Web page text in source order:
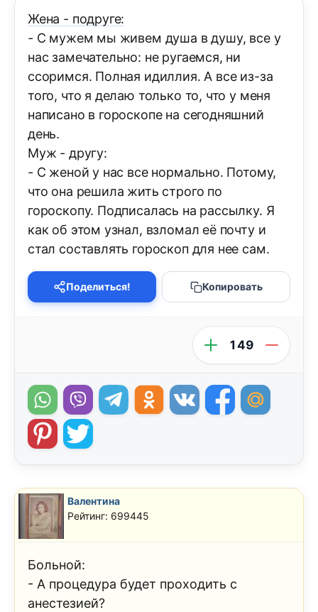
Жена - подруге:
- С мужем мы живем душа в душу, все у
наc замечательно: не ругаемся, ни
ссоримся. Полная идиллия. А все из-за
того, что я делаю только то, что у меня
написано в гороскопе на сегодняшний
день.
Муж - другу:
- С женой у нас все нормально. Потому,
что она решила жить строго по
гороскопу. Подписалась на рассылку. Я
как об этом узнал, взломал её почту и
стал составлять гороскоп для нее сам.
Поделиться! Копировать
149
Валентина
Рейтинг: 699445
Больной:
- А процедура будет проходить с
анестезией?